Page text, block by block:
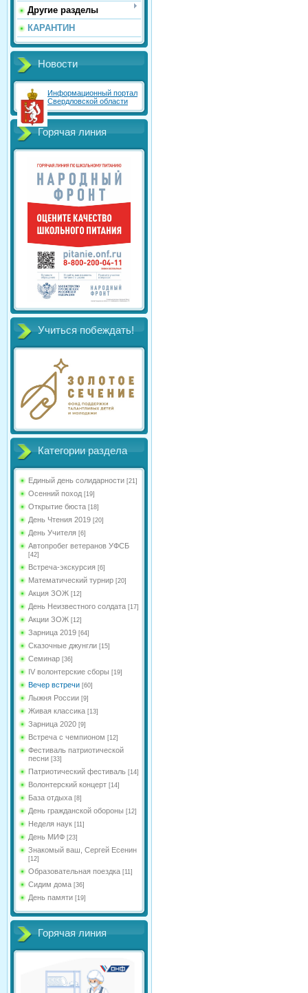
Другие разделы
КАРАНТИН
Новости
Информационный портал
Свердловской области
Горячая линия
Учиться побеждать!
Категории раздела
Единый день солидарности [21]
Осенний поход [19]
Открытие бюста [18]
День Чтения 2019 [20]
День Учителя [6]
Автопробег ветеранов УФСБ
[42]
Встреча-экскурсия [6]
Математический турнир [20]
Акция ЗОЖ [12]
День Неизвестного солдата [17]
Акции ЗОЖ [12]
Зарница 2019 [64]
Сказочные джунгли [15]
Семинар [36]
IV волонтерские сборы [19]
Вечер встречи [60]
Лыжня России [9]
Живая классика [13]
Зарница 2020 [9]
Встреча с чемпионом [12]
Фестиваль патриотической
песни [33]
Патриотический фестиваль [14]
Волонтерский концерт [14]
База отдыха [8]
День гражданской обороны [12]
Неделя наук [11]
День МИФ [23]
Знакомый ваш, Сергей Есенин
[12]
Образовательная поездка [11]
Сидим дома [36]
День памяти [19]
Горячая линия